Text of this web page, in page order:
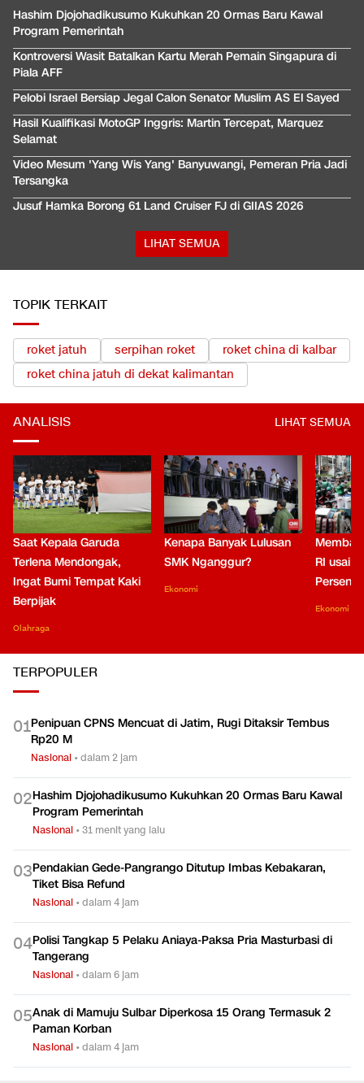
Hashim Djojohadikusumo Kukuhkan 20 Ormas Baru Kawal
Program Pemerintah
Kontroversi Wasit Batalkan Kartu Merah Pemain Singapura di
Piala AFF
Pelobi Israel Bersiap Jegal Calon Senator Muslim AS El Sayed
Hasil Kualifikasi MotoGP Inggris: Martin Tercepat, Marquez
Selamat
Video Mesum 'Yang Wis Yang' Banyuwangi, Pemeran Pria Jadi
Tersangka
Jusuf Hamka Borong 61 Land Cruiser FJ di GIIAS 2026
LIHAT SEMUA
TOPIK TERKAIT
roket jatuh serpihan roket
roket china di kalbar
roket china jatuh di dekat kalimantan
ANALISIS LIHAT SEMUA
Saat Kepala Garuda
Terlena Mendongak,
Ingat Bumi Tempat Kaki
Berpijak
Olahraga
Kenapa Banyak Lulusan
SMK Nganggur?
Ekonomi
RI usai
Persen
Ekonomi
TERPOPULER
01Penipuan CPNS Mencuat di Jatim, Rugi Ditaksir Tembus
Rp20 M
Nasional •dalam 2 jam
02Hashim Djojohadikusumo Kukuhkan 20 Ormas Baru Kawal
Program Pemerintah
Nasional •31 menit yang lalu
03Pendakian Gede-Pangrango Ditutup Imbas Kebakaran,
Tiket Bisa Refund
Nasional •dalam 4 jam
04Polisi Tangkap 5 Pelaku Aniaya-Paksa Pria Masturbasi di
Tangerang
Nasional •dalam 6 jam
05Anak di Mamuju Sulbar Diperkosa 15 Orang Termasuk 2
Paman Korban
Nasional •dalam 4 jam